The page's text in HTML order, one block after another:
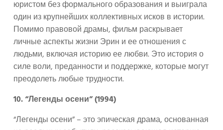
юристом без формального образования и выиграла
один из крупнейших коллективных исков в истории.
Помимо правовой драмы, фильм раскрывает
личные аспекты жизни Эрин и ее отношения с
людьми, включая историю ее любви. Это история о
силе воли, преданности и поддержке, которые могут
преодолеть любые трудности.
10. “Легенды осени” (1994)
“Легенды осени” – это эпическая драма, основанная